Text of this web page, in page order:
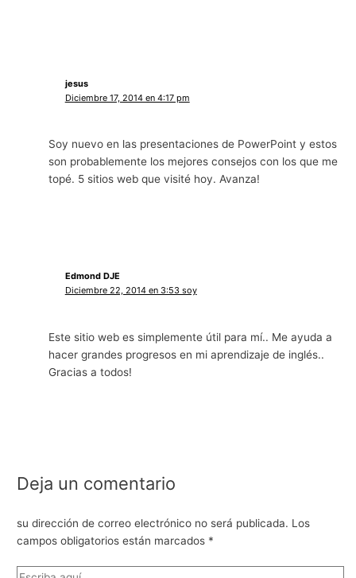
jesus
Diciembre 17, 2014 en 4:17 pm
Soy nuevo en las presentaciones de PowerPoint y estos
son probablemente los mejores consejos con los que me
topé. 5 sitios web que visité hoy. Avanza!
Edmond DJE
Diciembre 22, 2014 en 3:53 soy
Este sitio web es simplemente útil para mí.. Me ayuda a
hacer grandes progresos en mi aprendizaje de inglés..
Gracias a todos!
Deja un comentario
su dirección de correo electrónico no será publicada. Los
campos obligatorios están marcados *